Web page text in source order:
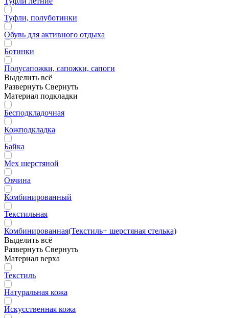
Туфли, полуботинки
Обувь для активного отдыха
Ботинки
Полусапожки, сапожки, сапоги
Выделить всё
Развернуть Свернуть
Материал подкладки
Бесподкладочная
Кожподкладка
Байка
Мех шерстяной
Овчина
Комбинированный
Текстильная
Комбинированная(Текстиль+ шерстяная стелька)
Выделить всё
Развернуть Свернуть
Материал верха
Текстиль
Натуральная кожа
Искусственная кожа